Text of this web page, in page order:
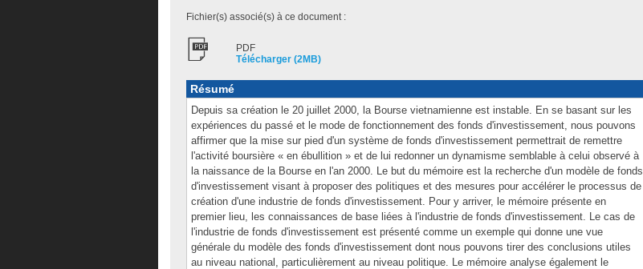
Fichier(s) associé(s) à ce document :
PDF
Télécharger (2MB)
Résumé
Depuis sa création le 20 juillet 2000, la Bourse vietnamienne est instable. En se basant sur les
expériences du passé et le mode de fonctionnement des fonds d'investissement, nous pouvons
affirmer que la mise sur pied d'un système de fonds d'investissement permettrait de remettre
l'activité boursière « en ébullition » et de lui redonner un dynamisme semblable à celui observé à
la naissance de la Bourse en l'an 2000. Le but du mémoire est la recherche d'un modèle de fonds
d'investissement visant à proposer des politiques et des mesures pour accélérer le processus de
création d'une industrie de fonds d'investissement. Pour y arriver, le mémoire présente en
premier lieu, les connaissances de base liées à l'industrie de fonds d'investissement. Le cas de
l'industrie de fonds d'investissement est présenté comme un exemple qui donne une vue
générale du modèle des fonds d'investissement dont nous pouvons tirer des conclusions utiles
au niveau national, particulièrement au niveau politique. Le mémoire analyse également le